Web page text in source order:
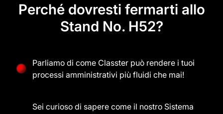
Perché dovresti fermarti allo
Stand No. H52?
Parliamo di come Classter può rendere i tuoi
processi amministrativi più fluidi che mai!
Sei curioso di sapere come il nostro Sistema